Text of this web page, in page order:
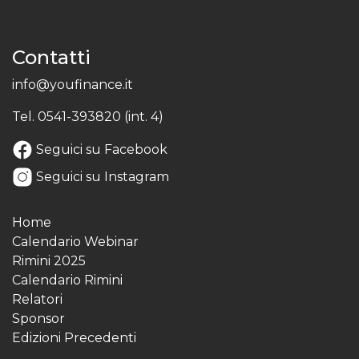
Contatti
info@youfinance.it
Tel. 0541-393820 (int. 4)
Seguici su Facebook
Seguici su Instagram
Home
Calendario Webinar
Rimini 2025
Calendario Rimini
Relatori
Sponsor
Edizioni Precedenti